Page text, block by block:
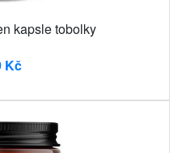
kapsle tobolky
Kč